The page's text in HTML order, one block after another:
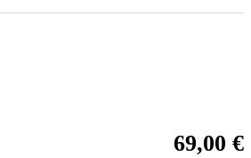
69,00 €